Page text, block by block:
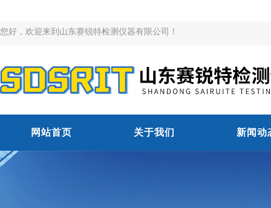
您好，欢迎来到山东赛锐特检测仪器有限公司！
网站首页 关于我们 新闻动